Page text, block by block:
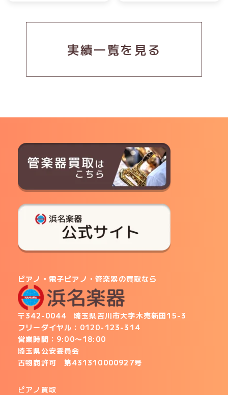
実績一覧を見る
ピアノ・電子ピアノ・管楽器の買取なら
〒342-0044 埼玉県吉川市大字木売新田15-3
フリーダイヤル： 0120-123-314
営業時間：9:00〜18:00
埼玉県公安委員会
古物商許可第431310000927号
ピアノ買取